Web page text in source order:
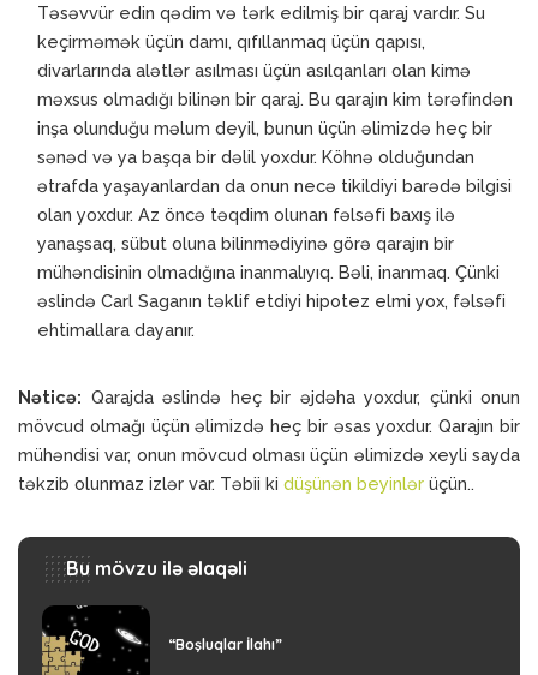
Təsəvvür edin qədim və tərk edilmiş bir qaraj vardır. Su
keçirməmək üçün damı, qıfıllanmaq üçün qapısı,
divarlarında alətlər asılması üçün asılqanları olan kimə
məxsus olmadığı bilinən bir qaraj. Bu qarajın kim tərəfindən
inşa olunduğu məlum deyil, bunun üçün əlimizdə heç bir
sənəd və ya başqa bir dəlil yoxdur. Köhnə olduğundan
ətrafda yaşayanlardan da onun necə tikildiyi barədə bilgisi
olan yoxdur. Az öncə təqdim olunan fəlsəfi baxış ilə
yanaşsaq, sübut oluna bilinmədiyinə görə qarajın bir
mühəndisinin olmadığına inanmalıyıq. Bəli, inanmaq. Çünki
əslində Carl Saganın təklif etdiyi hipotez elmi yox, fəlsəfi
ehtimallara dayanır.
Nəticə: Qarajda əslində heç bir əjdəha yoxdur, çünki onun
mövcud olmağı üçün əlimizdə heç bir əsas yoxdur. Qarajın bir
mühəndisi var, onun mövcud olması üçün əlimizdə xeyli sayda
təkzib olunmaz izlər var. Təbii ki düşünən beyinlər üçün..
Bu mövzu ilə əlaqəli
“Boşluqlar İlahı”